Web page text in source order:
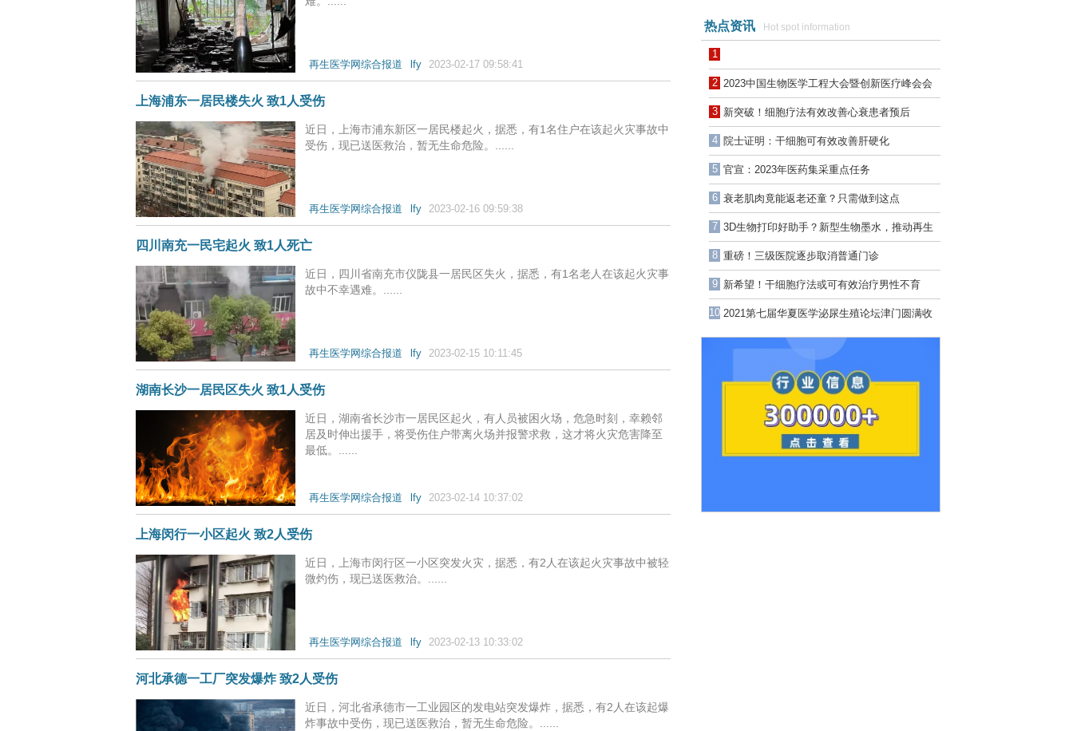
再生医学网综合报道 lfy 2023-02-17 09:58:41
上海浦东一居民楼失火 致1人受伤
近日，上海市浦东新区一居民楼起火，据悉，有1名住户在该起火灾事故中
受伤，现已送医救治，暂无生命危险。......
再生医学网综合报道 lfy 2023-02-16 09:59:38
四川南充一民宅起火 致1人死亡
近日，四川省南充市仪陇县一居民区失火，据悉，有1名老人在该起火灾事
故中不幸遇难。......
再生医学网综合报道 lfy 2023-02-15 10:11:45
湖南长沙一居民区失火 致1人受伤
近日，湖南省长沙市一居民区起火，有人员被困火场，危急时刻，幸赖邻
居及时伸出援手，将受伤住户带离火场并报警求救，这才将火灾危害降至
最低。......
再生医学网综合报道 lfy 2023-02-14 10:37:02
上海闵行一小区起火 致2人受伤
近日，上海市闵行区一小区突发火灾，据悉，有2人在该起火灾事故中被轻
微灼伤，现已送医救治。......
再生医学网综合报道 lfy 2023-02-13 10:33:02
河北承德一工厂突发爆炸 致2人受伤
近日，河北省承德市一工业园区的发电站突发爆炸，据悉，有2人在该起爆
炸事故中受伤，现已送医救治，暂无生命危险。......
热点资讯 Hot spot information
1
2 2023中国生物医学工程大会暨创新医疗峰会会
议通知
3 新突破！细胞疗法有效改善心衰患者预后
4 院士证明：干细胞可有效改善肝硬化
5 官宣：2023年医药集采重点任务
6 衰老肌肉竟能返老还童？只需做到这点
7 3D生物打印好助手？新型生物墨水，推动再生
医学发展
8 重磅！三级医院逐步取消普通门诊
9 新希望！干细胞疗法或可有效治疗男性不育
10 2021第七届华夏医学泌尿生殖论坛津门圆满收
官